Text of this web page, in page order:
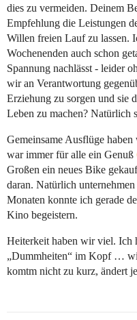
dies zu vermeiden. Deinem
Empfehlung die Leistungen
Willen freien Lauf zu lassen.
Wochenenden auch schon
Spannung nachlässt - leider
wir an Verantwortung
Erziehung zu sorgen und sie
Leben zu machen? Natürlich
Gemeinsame Ausflüge
war immer für alle ein Genuß
Großen ein neues Bike
daran. Natürlich
Monaten konnte ich gerade
Kino begeistern.
Heiterkeit haben wir viel. Ich
„Dummheiten“ im Kopf …
komtm nicht zu kurz, ändert